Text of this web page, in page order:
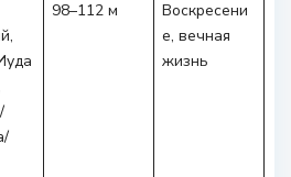
98–112 м
Воскресени
е, вечная
жизнь